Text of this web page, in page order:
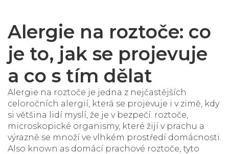
Alergie na roztoče: co
je to, jak se projevuje
a co s tím dělat
Al ergie na roztoče je jedna z nejčastějších
celoročních alergií, která se projevuje i v zimě, kdy
si většina lidí myslí, že je v bezpečí. roztoče,
microskopické organismy, které žijí v prachu a
výrazně se množí ve vlhkém prostředí domácnosti.
Also known as domácí prachové roztoče, tyto